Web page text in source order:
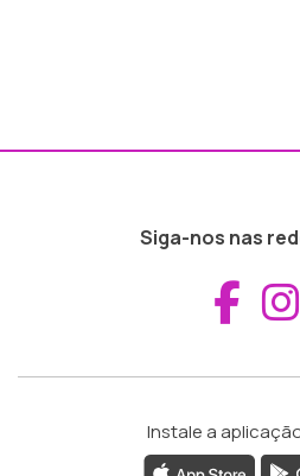
Siga-nos nas
Instale a